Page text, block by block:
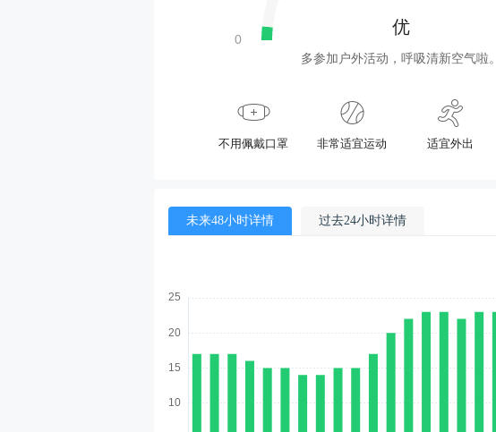
优
多参加户外活动，呼吸清新空气啦。
不用佩戴口罩 非常适宜运动 适宜外出
未来48小时详情 过去24小时详情